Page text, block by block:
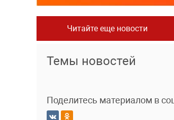
Читайте еще новости
Темы новостей
Поделитесь материалом в